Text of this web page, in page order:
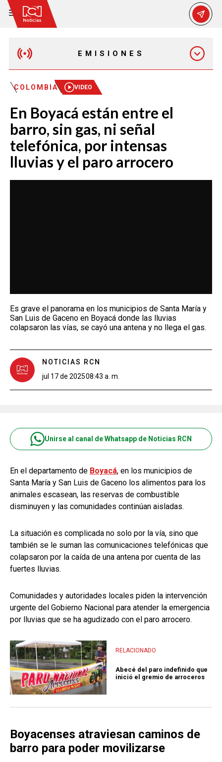
EMISIONES
MAÑANA EXPRESS
EMISIÓN 12:30 PM
EMISIÓN 7:00 PM
EMISIÓN 11:30 PM
COLOMBIA VIDEO
En Boyacá están entre el
barro, sin gas, ni señal
telefónica, por intensas
lluvias y el paro arrocero
Es grave el panorama en los municipios de Santa María y
San Luis de Gaceno en Boyacá donde las lluvias
colapsaron las vías, se cayó una antena y no llega el gas.
NOTICIAS RCN
jul 17 de 202508:43 a. m.
Unirse al canal de Whatsapp de Noticias RCN
En el departamento de Boyacá, en los municipios de
Santa María y San Luis de Gaceno los alimentos para los
animales escasean, las reservas de combustible
disminuyen y las comunidades continúan aisladas.
La situación es complicada no solo por la vía, sino que
también se le suman las comunicaciones telefónicas que
colapsaron por la caída de una antena por cuenta de las
fuertes lluvias.
Comunidades y autoridades locales piden la intervención
urgente del Gobierno Nacional para atender la emergencia
por lluvias que se ha agudizado con el paro arrocero.
RELACIONADO
Abecé del paro indefinido que
inició el gremio de arroceros
Boyacenses atraviesan caminos de
barro para poder movilizarse